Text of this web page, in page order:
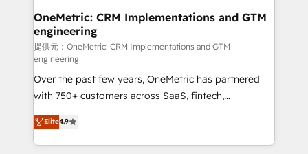
growth. Our multidisciplinary team designs solutions
that simplify complexity, boost performance, and
turn innovation into real impact. 🌍 Highlights •
HubSpot Partner since 2012 • 2022 EMEA Impact
Award: Best Integration • 150+ successful HubSpot
projects • Clients in 30+ industries • Proprietary
technology for integrations • Multilingual team:
English, Spanish, Portuguese & Italian 👉 Grow
smarter with AI and HubSpot.
OneMetric: CRM Implementations and GTM
engineering
提供元：OneMetric: CRM Implementations and GTM
engineering
Over the past few years, OneMetric has partnered
with 750+ customers across SaaS, fintech,
healthcare, real estate, and other industries. With
150+ HubSpot-certified experts, we deliver scalable
solutions to complex GTM and RevOps challenges.
Elite4.9